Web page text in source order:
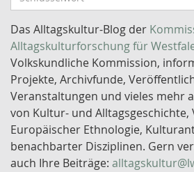
c
h
l
ü
s
s
e
l
w
o
Das Alltagskultur-Blog der
Alltagskulturforschung für
Volkskundliche Kommission,
Projekte, Archivfunde,
Veranstaltungen und vieles mehr
von Kultur- und Alltagsgeschichte,
Europäischer Ethnologie,
benachbarter Disziplinen. Gern
auch Ihre Beiträge: